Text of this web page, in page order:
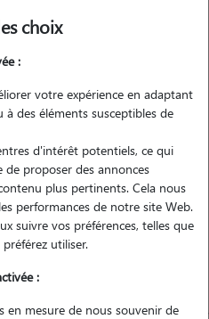
est sans engagement
choix
:
votre expérience en adaptant
à des éléments susceptibles de
d'intérêt potentiels, ce qui
proposer des annonces
plus pertinents. Cela nous
performances de notre site Web.
suivre vos préférences, telles que
utiliser.
:
en mesure de nous souvenir de